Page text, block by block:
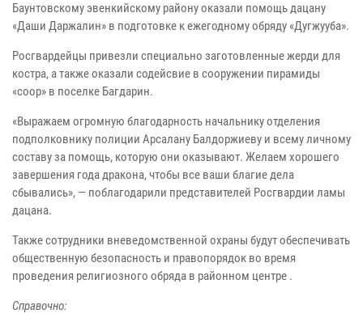
Баунтовскому эвенкийскому району оказали помощь дацану
«Даши Даржалин» в подготовке к ежегодному обряду «Дугжууба».
Росгвардейцы привезли специально заготовленные жерди для
костра, а также оказали содейсвие в сооружении пирамиды
«соор» в поселке Багдарин.
«Выражаем огромную благодарность начальнику отделения
подполковнику полиции Арсалану Балдоржиеву и всему личному
составу за помощь, которую они оказывают. Желаем хорошего
завершения года дракона, чтобы все ваши благие дела
сбывались», — поблагодарили представителей Росгвардии ламы
дацана.
Также сотрудники вневедомственной охраны будут обеспечивать
общественную безопасность и правопорядок во время
проведения религиозного обряда в районном центре .
Справочно: